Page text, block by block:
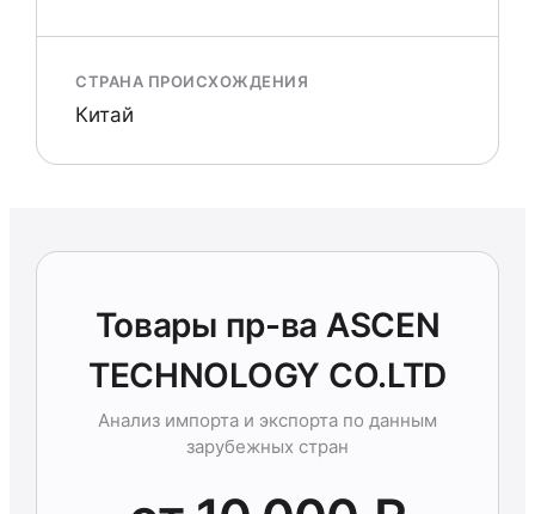
СТРАНА ПРОИСХОЖДЕНИЯ
Китай
Товары пр-ва ASCEN
TECHNOLOGY CO.LTD
Анализ импорта и экспорта по данным
зарубежных стран